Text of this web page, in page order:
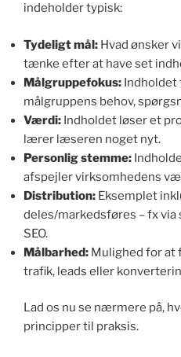
indeholder typisk:
Tydeligt mål: Hvad ønsker
tænke efter at have set
Målgruppefokus: Indholdet
målgruppens behov,
Værdi: Indholdet løser et
lærer læseren noget nyt.
Personlig stemme:
afspejler virksomhedens
Distribution: Eksemplet
deles/markedsføres – fx via
SEO.
Målbarhed: Mulighed for at
trafik, leads eller
Lad os nu se nærmere på,
principper til praksis.